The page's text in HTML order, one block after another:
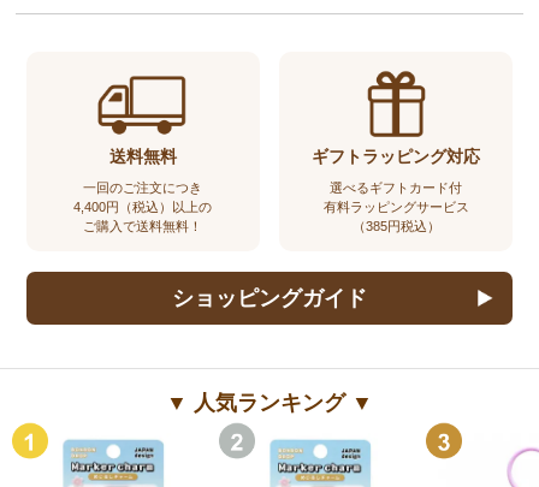
送料無料
一回のご注文につき
4,400円（税込）以上の
ご購入で送料無料！
ギフトラッピング対応
選べるギフトカード付
有料ラッピングサービス
（385円税込）
ショッピングガイド
▼ 人気ランキング ▼